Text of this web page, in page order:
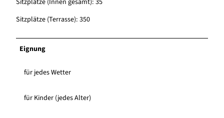
Sitzplätze (Innen gesamt): 35
Sitzplätze (Terrasse): 350
Eignung
für jedes Wetter
für Kinder (jedes Alter)